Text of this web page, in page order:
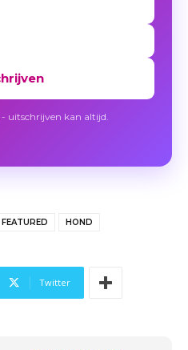
uitschrijven kan altijd.
FEATURED HOND
Twitter